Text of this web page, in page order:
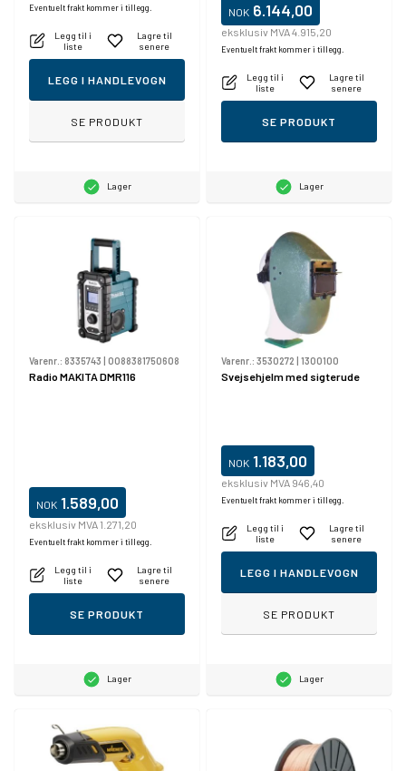
Eventuelt frakt kommer i tillegg.
Legg til i
liste
Lagre til
senere
LEGG I HANDLEVOGN
SE PRODUKT
Lager
NOK 6.144,00
eksklusiv MVA 4.915,20
Eventuelt frakt kommer i tillegg.
Legg til i
liste
Lagre til
senere
SE PRODUKT
Lager
Varenr.: 8335743 0088381750608
Radio MAKITA DMR116
NOK 1.589,00
eksklusiv MVA 1.271,20
Eventuelt frakt kommer i tillegg.
Legg til i
liste
Lagre til
senere
SE PRODUKT
Lager
Varenr.: 3530272 1300100
Svejsehjelm med sigterude
NOK 1.183,00
eksklusiv MVA 946,40
Eventuelt frakt kommer i tillegg.
Legg til i
liste
Lagre til
senere
LEGG I HANDLEVOGN
SE PRODUKT
Lager